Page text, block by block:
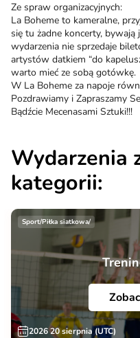
Ze spraw organizacyjnych:
La Boheme to kameralne,
się tu żadne koncerty,
wydarzenia nie sprzedaje
artystów datkiem “do
warto mieć ze sobą gotówkę.
W La Boheme za napoje
Pozdrawiamy i Zapraszamy
Bądźcie Mecenasami Sztuki!!!
Wydarzenia
kategorii:
Sport/Piłka siatkowa/
2026 20 sierpnia (UTC)